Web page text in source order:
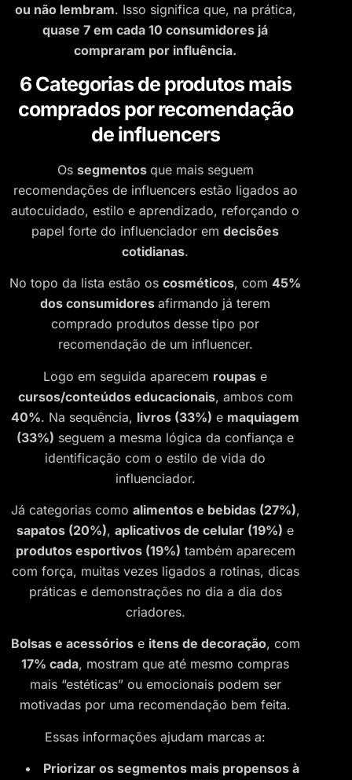
ou não lembram. Isso significa que, na prática,
quase 7 em cada 10 consumidores já
compraram por influência.
6 Categorias de produtos mais
comprados por recomendação
de influencers
Os segmentos que mais seguem
recomendações de influencers estão ligados ao
autocuidado, estilo e aprendizado, reforçando o
papel forte do influenciador em decisões
cotidianas.
No topo da lista estão os cosméticos, com 45%
dos consumidores afirmando já terem
comprado produtos desse tipo por
recomendação de um influencer.
Logo em seguida aparecem roupas e
cursos/conteúdos educacionais, ambos com
40%. Na sequência, livros (33%) e maquiagem
(33%) seguem a mesma lógica da confiança e
identificação com o estilo de vida do
influenciador.
Já categorias como alimentos e bebidas (27%),
sapatos (20%), aplicativos de celular (19%) e
produtos esportivos (19%) também aparecem
com força, muitas vezes ligados a rotinas, dicas
práticas e demonstrações no dia a dia dos
criadores.
Bolsas e acessóriose itens de decoração, com
17% cada, mostram que até mesmo compras
mais “estéticas” ou emocionais podem ser
motivadas por uma recomendação bem feita.
Essas informações ajudam marcas a:
Priorizar os segmentos mais propensos à